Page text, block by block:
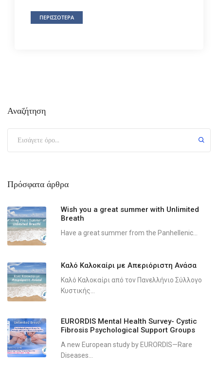
ΠΕΡΙΣΣΟΤΕΡΑ
Αναζήτηση
Πρόσφατα άρθρα
Wish you a great summer with Unlimited
Breath
Have a great summer from the Panhellenic...
Καλό Καλοκαίρι με Απεριόριστη Ανάσα
Καλό Καλοκαίρι από τον Πανελλήνιο Σύλλογο
Κυστικής...
EURORDIS Mental Health Survey- Cystic
Fibrosis Psychological Support Groups
A new European study by EURORDIS—Rare
Diseases...